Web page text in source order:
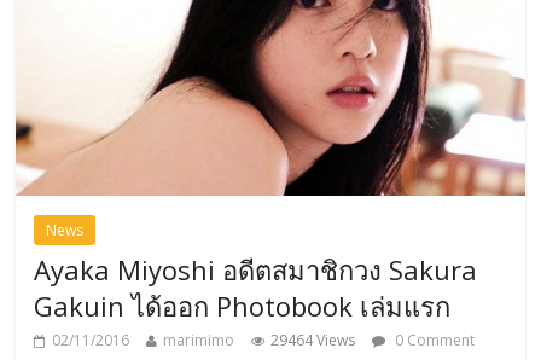
News
Ayaka Miyoshi อดีตสมาชิกวง Sakura
Gakuin ได้ออก Photobook เล่มแรก
02/11/2016 marimimo 29464 Views 0 Comment